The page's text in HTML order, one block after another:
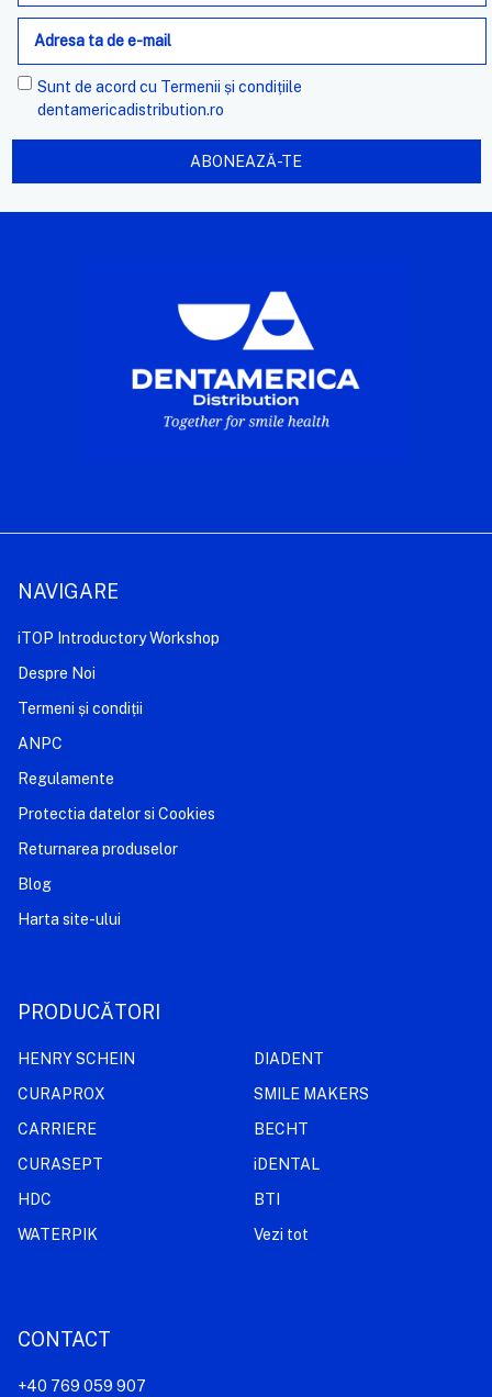
e-
mail
Sunt de acord cu Termenii și condițiile
dentamericadistribution.ro
NAVIGARE
iTOP Introductory Workshop
Despre Noi
Termeni și condiții
ANPC
Regulamente
Protectia datelor si Cookies
Returnarea produselor
Blog
Harta site-ului
PRODUCĂTORI
HENRY SCHEIN
CURAPROX
CARRIERE
CURASEPT
HDC
WATERPIK
DIADENT
SMILE MAKERS
BECHT
iDENTAL
BTI
Vezi tot
CONTACT
+40 769 059 907